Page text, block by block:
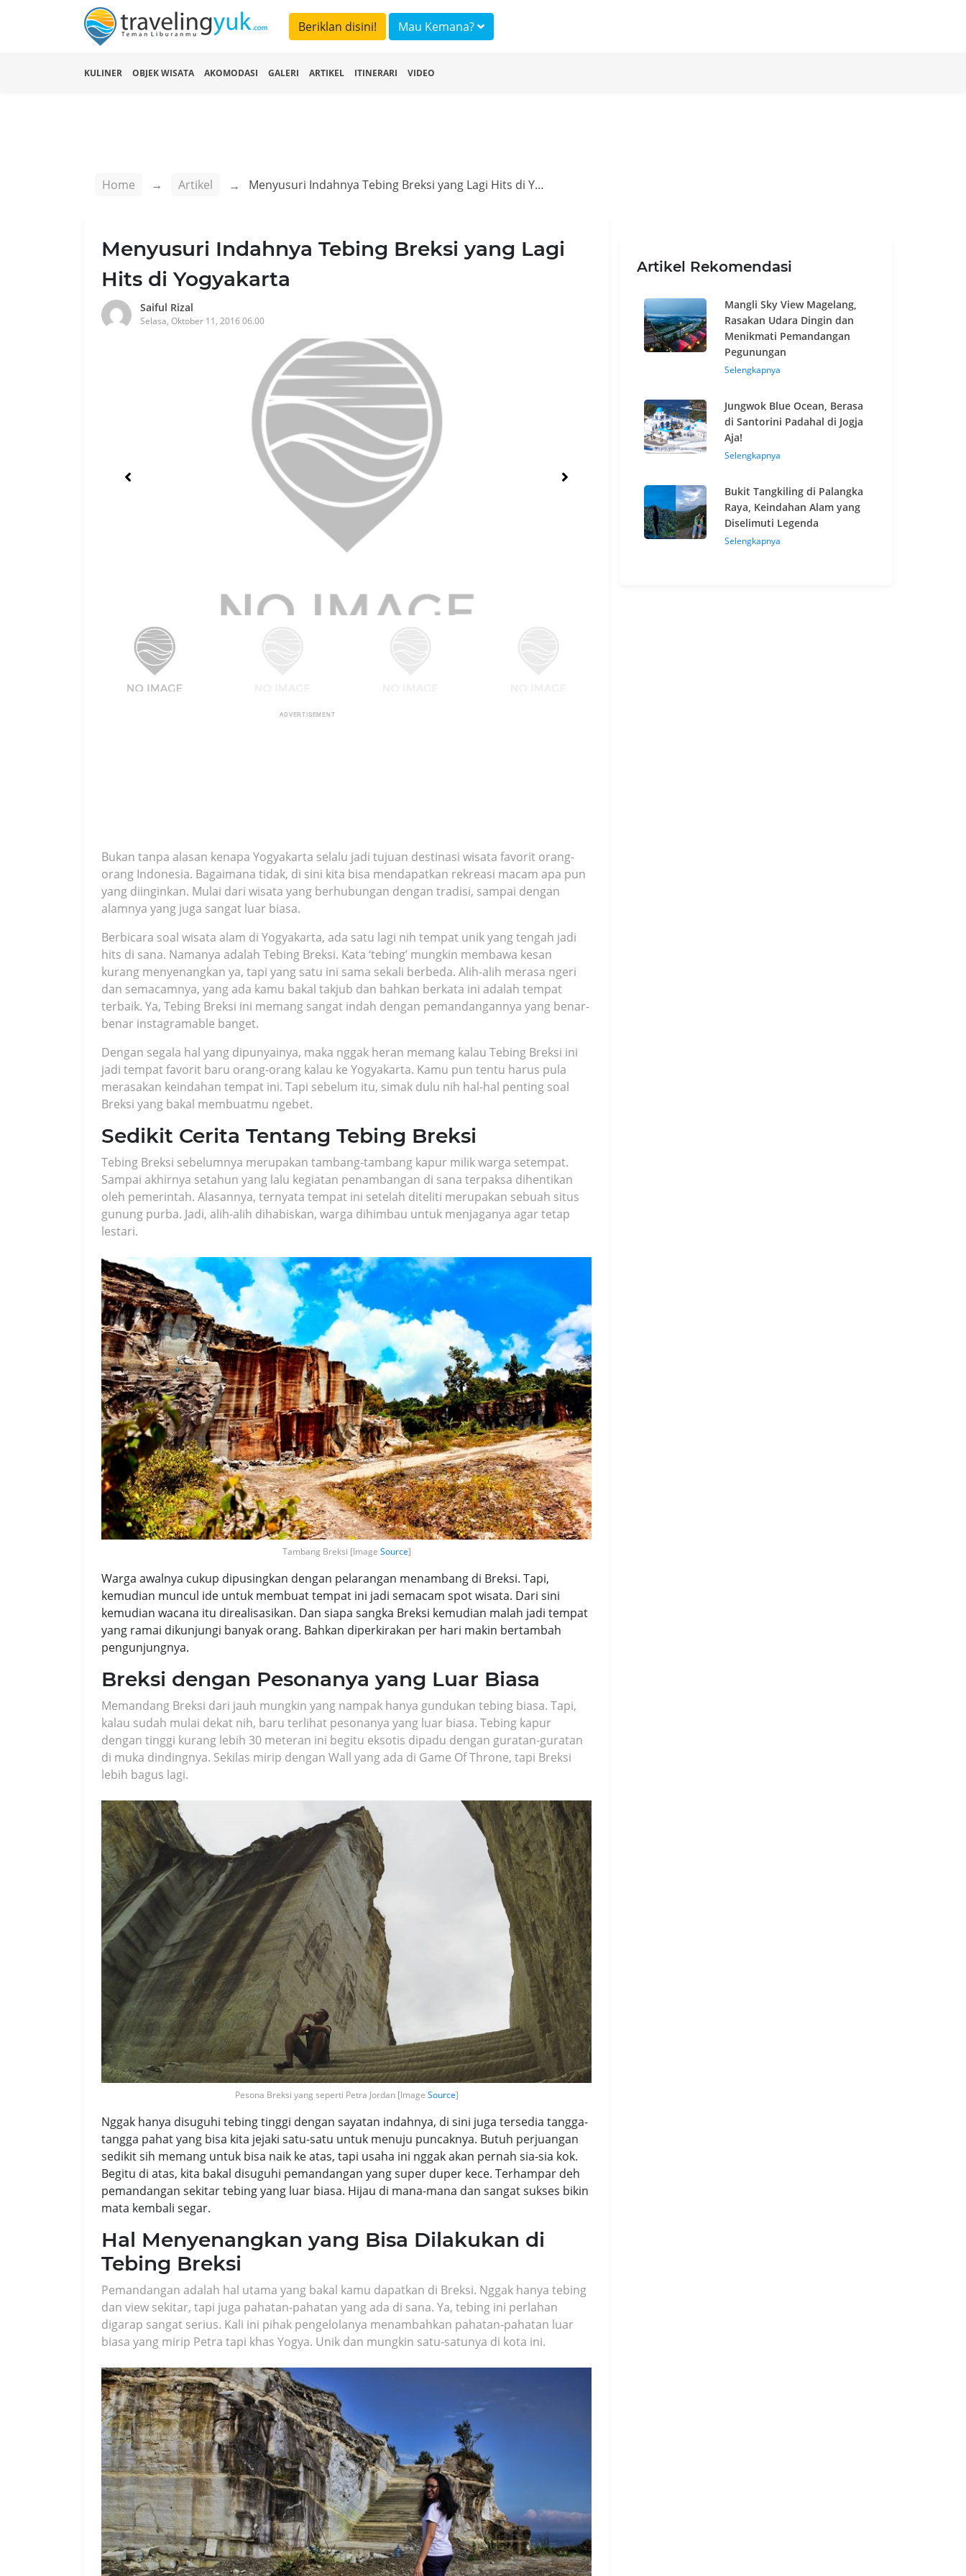
Beriklan disini! Mau Kemana?
KULINER OBJEK WISATA AKOMODASI GALERI ARTIKEL ITINERARI VIDEO
Home Artikel Menyusuri Indahnya Tebing Breksi yang Lagi Hits di Yogyakarta
Menyusuri Indahnya Tebing Breksi yang Lagi
Hits di Yogyakarta
Saiful Rizal
Selasa, Oktober 11, 2016 06.00
ADVERTISEMENT
Bukan tanpa alasan kenapa Yogyakarta selalu jadi tujuan destinasi wisata favorit orang-
orang Indonesia. Bagaimana tidak, di sini kita bisa mendapatkan rekreasi macam apa pun
yang diinginkan. Mulai dari wisata yang berhubungan dengan tradisi, sampai dengan
alamnya yang juga sangat luar biasa.
Berbicara soal wisata alam di Yogyakarta, ada satu lagi nih tempat unik yang tengah jadi
hits di sana. Namanya adalah Tebing Breksi. Kata ‘tebing’ mungkin membawa kesan
kurang menyenangkan ya, tapi yang satu ini sama sekali berbeda. Alih-alih merasa ngeri
dan semacamnya, yang ada kamu bakal takjub dan bahkan berkata ini adalah tempat
terbaik. Ya, Tebing Breksi ini memang sangat indah dengan pemandangannya yang benar-
benar instagramable banget.
Dengan segala hal yang dipunyainya, maka nggak heran memang kalau Tebing Breksi ini
jadi tempat favorit baru orang-orang kalau ke Yogyakarta. Kamu pun tentu harus pula
merasakan keindahan tempat ini. Tapi sebelum itu, simak dulu nih hal-hal penting soal
Breksi yang bakal membuatmu ngebet.
Sedikit Cerita Tentang Tebing Breksi
Tebing Breksi sebelumnya merupakan tambang-tambang kapur milik warga setempat.
Sampai akhirnya setahun yang lalu kegiatan penambangan di sana terpaksa dihentikan
oleh pemerintah. Alasannya, ternyata tempat ini setelah diteliti merupakan sebuah situs
gunung purba. Jadi, alih-alih dihabiskan, warga dihimbau untuk menjaganya agar tetap
lestari.
Tambang Breksi [Image Source]
Warga awalnya cukup dipusingkan dengan pelarangan menambang di Breksi. Tapi,
kemudian muncul ide untuk membuat tempat ini jadi semacam spot wisata. Dari sini
kemudian wacana itu direalisasikan. Dan siapa sangka Breksi kemudian malah jadi tempat
yang ramai dikunjungi banyak orang. Bahkan diperkirakan per hari makin bertambah
pengunjungnya.
Breksi dengan Pesonanya yang Luar Biasa
Memandang Breksi dari jauh mungkin yang nampak hanya gundukan tebing biasa. Tapi,
kalau sudah mulai dekat nih, baru terlihat pesonanya yang luar biasa. Tebing kapur
dengan tinggi kurang lebih 30 meteran ini begitu eksotis dipadu dengan guratan-guratan
di muka dindingnya. Sekilas mirip dengan Wall yang ada di Game Of Throne, tapi Breksi
lebih bagus lagi.
Pesona Breksi yang seperti Petra Jordan [Image Source]
Nggak hanya disuguhi tebing tinggi dengan sayatan indahnya, di sini juga tersedia tangga-
tangga pahat yang bisa kita jejaki satu-satu untuk menuju puncaknya. Butuh perjuangan
sedikit sih memang untuk bisa naik ke atas, tapi usaha ini nggak akan pernah sia-sia kok.
Begitu di atas, kita bakal disuguhi pemandangan yang super duper kece. Terhampar deh
pemandangan sekitar tebing yang luar biasa. Hijau di mana-mana dan sangat sukses bikin
mata kembali segar.
Hal Menyenangkan yang Bisa Dilakukan di
Tebing Breksi
Pemandangan adalah hal utama yang bakal kamu dapatkan di Breksi. Nggak hanya tebing
dan view sekitar, tapi juga pahatan-pahatan yang ada di sana. Ya, tebing ini perlahan
digarap sangat serius. Kali ini pihak pengelolanya menambahkan pahatan-pahatan luar
biasa yang mirip Petra tapi khas Yogya. Unik dan mungkin satu-satunya di kota ini.
Artikel Rekomendasi
Mangli Sky View Magelang,
Rasakan Udara Dingin dan
Menikmati Pemandangan
Pegunungan
Selengkapnya
Jungwok Blue Ocean, Berasa
di Santorini Padahal di Jogja
Aja!
Selengkapnya
Bukit Tangkiling di Palangka
Raya, Keindahan Alam yang
Diselimuti Legenda
Selengkapnya